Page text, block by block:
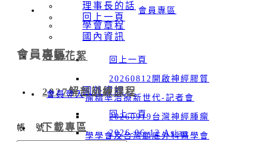
理事長的話
學會章程
回上一頁
國內資訊
回上一頁
20260812開啟神經膠質
瘤精準治療新世代-記者會
20260919台灣神經腫瘤
學學會及台灣顱底外科醫學會
國外資訊
回上一頁
2026-06-12 Asian
活動花絮
2027解剖訓練課程
下載專區
會員專區
會員專區
會員登入
帳 號